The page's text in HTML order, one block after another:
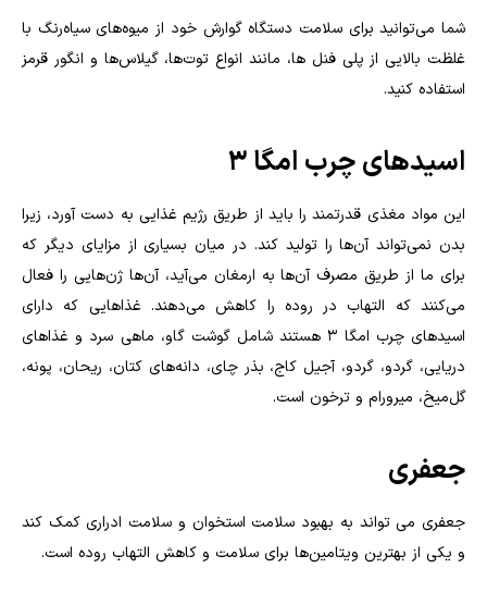
شما می‌توانید برای سلامت دستگاه گوارش خود از میوه‌های سیاه‌رنگ با
غلظت بالایی از پلی فنل ها، مانند انواع توت‌ها، گیلاس‌ها و انگور قرمز
استفاده کنید.
اسیدهای چرب امگا 3
این مواد مغذی قدرتمند را باید از طریق رژیم غذایی به دست آورد، زیرا
بدن نمی‌تواند آن‌ها را تولید کند. در میان بسیاری از مزایای دیگر که
برای ما از طریق مصرف آن‌ها به ارمغان می‌آید، آن‌ها ژن‌هایی را فعال
می‌کنند که التهاب در روده را کاهش می‌دهند. غذاهایی که دارای
اسیدهای چرب امگا 3 هستند شامل گوشت گاو، ماهی سرد و غذاهای
دریایی، گردو، گردو، آجیل کاج، بذر چای، دانه‌های کتان، ریحان، پونه،
گل‌میخ، میرورام و ترخون است.
جعفری
جعفری می تواند به بهبود سلامت استخوان و سلامت ادراری کمک کند
و یکی از بهترین ویتامین‌ها برای سلامت و کاهش التهاب روده است.